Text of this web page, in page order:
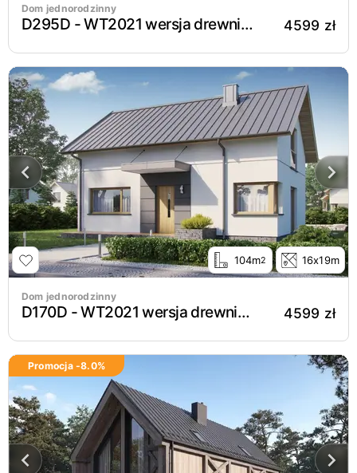
Dom jednorodzinny
D295D - WT2021 wersja drewniana 4599 zł
104m2 16x19m
Dom jednorodzinny
D170D - WT2021 wersja drewniana 4599 zł
Promocja -8.0%